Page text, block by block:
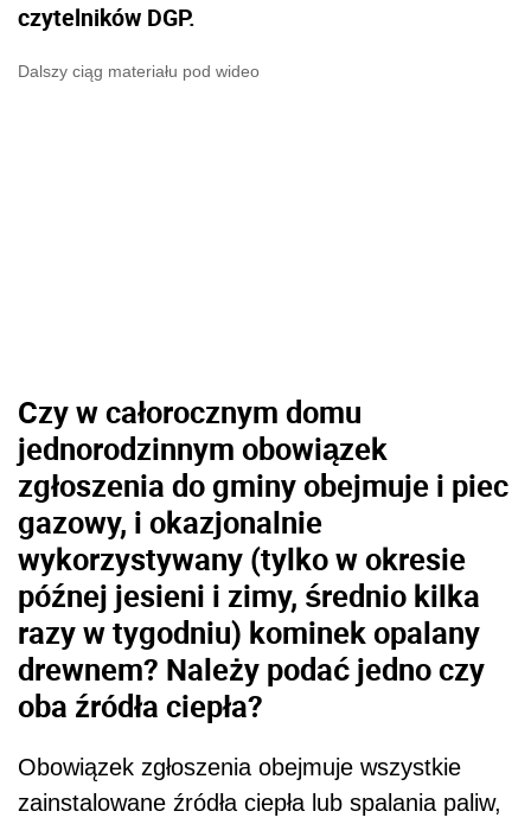
czytelników DGP.
Dalszy ciąg materiału pod wideo
Czy w całorocznym domu
jednorodzinnym obowiązek
zgłoszenia do gminy obejmuje i piec
gazowy, i okazjonalnie
wykorzystywany (tylko w okresie
późnej jesieni i zimy, średnio kilka
razy w tygodniu) kominek opalany
drewnem? Należy podać jedno czy
oba źródła ciepła?
Obowiązek zgłoszenia obejmuje wszystkie
zainstalowane źródła ciepła lub spalania paliw,